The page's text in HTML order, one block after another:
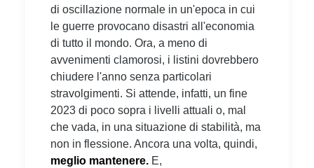
di oscillazione normale in un'epoca in cui
le guerre provocano disastri all'economia
di tutto il mondo. Ora, a meno di
avvenimenti clamorosi, i listini dovrebbero
chiudere l'anno senza particolari
stravolgimenti. Si attende, infatti, un fine
2023 di poco sopra i livelli attuali o, mal
che vada, in una situazione di stabilità, ma
non in flessione. Ancora una volta, quindi,
meglio mantenere. E,